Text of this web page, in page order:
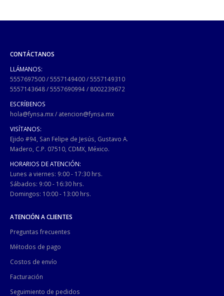
CONTÁCTANOS
LLÁMANOS:
5557697500/5557149400/5557149310
5557143648/5557690994/ 8002239672
ESCRÍBENOS
hola@fynsa.mx/ atencion@fynsa.mx
VISÍTANOS:
Ejido #94, San Felipe de Jesús, Gustavo A.
Madero, C.P. 07510, CDMX, México.
HORARIOS DE ATENCIÓN:
Lunes a viernes: 9:00 - 17:30 hrs.
Sábados: 9:00 - 16:30 hrs.
Domingos: 10:00 - 13:00 hrs.
ATENCIÓN A CLIENTES
Preguntas frecuentes
Métodos de pago
Costos de envío
Facturación
Seguimiento de pedidos